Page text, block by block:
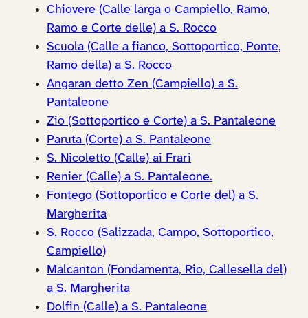
Chiovere (Calle larga o Campiello, Ramo,
Ramo e Corte delle) a S. Rocco
Scuola (Calle a fianco, Sottoportico, Ponte,
Ramo della) a S. Rocco
Angaran detto Zen (Campiello) a S.
Pantaleone
Zio (Sottoportico e Corte) a S. Pantaleone
Paruta (Corte) a S. Pantaleone
S. Nicoletto (Calle) ai Frari
Renier (Calle) a S. Pantaleone.
Fontego (Sottoportico e Corte del) a S.
Margherita
S. Rocco (Salizzada, Campo, Sottoportico,
Campiello)
Malcanton (Fondamenta, Rio, Callesella del)
a S. Margherita
Dolfin (Calle) a S. Pantaleone